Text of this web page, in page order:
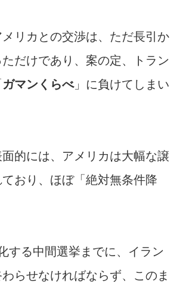
リカとの交渉は、ただ長引か
だけであり、案の定、トラン
ガマンくらべ」に負けてしまい
的には、アメリカは大幅な譲
おり、ほぼ「絶対無条件降
する中間選挙までに、イラン
らせなければならず、このま